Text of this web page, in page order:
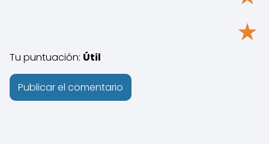
★
Tu puntuación: Útil